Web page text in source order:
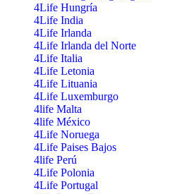
4Life Hungría
4Life India
4Life Irlanda
4Life Irlanda del Norte
4Life Italia
4Life Letonia
4Life Lituania
4Life Luxemburgo
4life Malta
4life México
4Life Noruega
4Life Paises Bajos
4life Perú
4Life Polonia
4Life Portugal